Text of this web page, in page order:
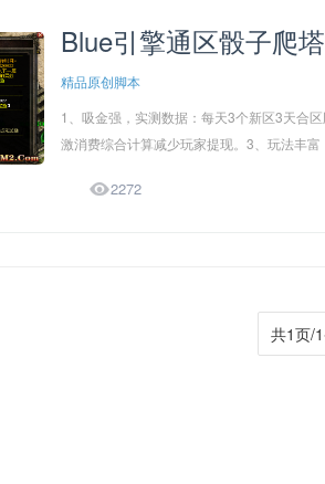
Blue引擎通区骰子爬
精品原创脚本
1、吸金强，实测数据：每天3个新区3天合
激消费综合计算减少玩家提现。3、玩法丰
2272
共1页/